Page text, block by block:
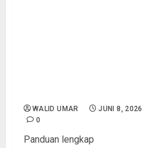
WALID UMAR
JUNI 8, 2026
0
Panduan lengkap